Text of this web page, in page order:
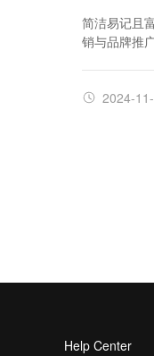
简洁易记且
销与品牌推
2024-
Help Center